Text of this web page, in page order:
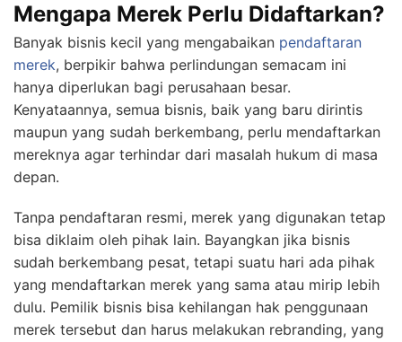
Mengapa Merek Perlu Didaftarkan?
Banyak bisnis kecil yang mengabaikan pendaftaran
merek, berpikir bahwa perlindungan semacam ini
hanya diperlukan bagi perusahaan besar.
Kenyataannya, semua bisnis, baik yang baru dirintis
maupun yang sudah berkembang, perlu mendaftarkan
mereknya agar terhindar dari masalah hukum di masa
depan.
Tanpa pendaftaran resmi, merek yang digunakan tetap
bisa diklaim oleh pihak lain. Bayangkan jika bisnis
sudah berkembang pesat, tetapi suatu hari ada pihak
yang mendaftarkan merek yang sama atau mirip lebih
dulu. Pemilik bisnis bisa kehilangan hak penggunaan
merek tersebut dan harus melakukan rebranding, yang